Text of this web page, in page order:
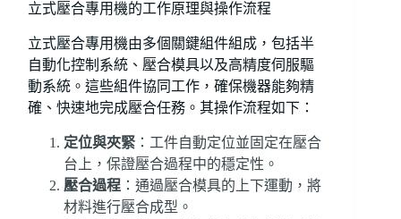
立式壓合專用機的工作原理與操作流程
立式壓合專用機由多個關鍵組件組成，包括半
自動化控制系統、壓合模具以及高精度伺服驅
動系統。這些組件協同工作，確保機器能夠精
確、快速地完成壓合任務。其操作流程如下：
定位與夾緊：工件自動定位並固定在壓合
台上，保證壓合過程中的穩定性。
壓合過程：通過壓合模具的上下運動，將
材料進行壓合成型。